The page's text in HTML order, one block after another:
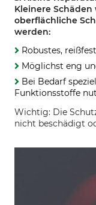
Kleinere
oberflächliche
werden:
Robustes,
Möglichst eng
Bei Bedarf
Funktionsstoffe
Wichtig: Die
nicht beschädigt